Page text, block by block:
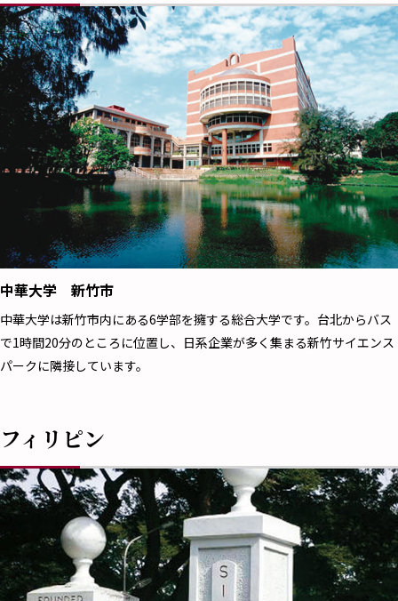
中華大学 新竹市
中華大学は新竹市内にある6学部を擁する総合大学です。台北からバス
で1時間20分のところに位置し、日系企業が多く集まる新竹サイエンス
パークに隣接しています。
フィリピン